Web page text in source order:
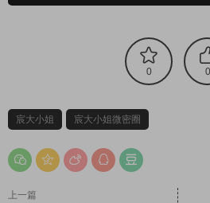
0 0
宸大小姐 宸大小姐微密圈
上一篇